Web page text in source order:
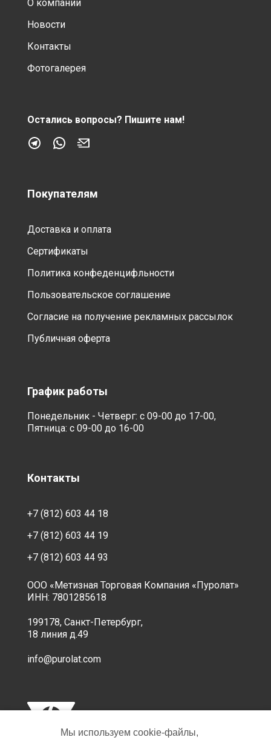
О компании
Новости
Контакты
Фотогалерея
Остались вопросы? Пишите нам!
Покупателям
Доставка и оплата
Сертификаты
Политика конфеденцифльности
Пользовательское соглашение
Согласие на получение рекламных рассылок
Публичная оферта
График работы
Понедельник - Четверг: с 09-00 до 17-00,
Пятница: с 09-00 до 16-00
Контакты
+7 (812) 603 44 18
+7 (812) 603 44 19
+7 (812) 603 44 93
ООО «Метизная Торговая Компания «Пуролат»
ИНН: 7801285618
199178, Санкт-Петербург,
18 линия д.49
info@purolat.com
Мы используем cookie‑файлы,